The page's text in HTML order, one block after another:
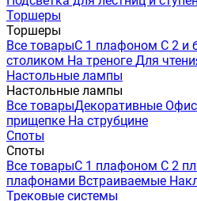
Торшеры
Торшеры
Все товарыС 1 плафоном С 2 и
столиком На треноге Для
Настольные лампы
Настольные лампы
Все товарыДекоративные
прищепке На струбцине
Споты
Споты
Все товарыС 1 плафоном С 2
плафонами Встраиваемые
Трековые системы